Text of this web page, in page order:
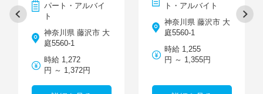
パート・アルバイ
ト
神奈川県 藤沢市 大
庭5560-1
時給 1,272
円 ～ 1,372円
ト・アルバイト
神奈川県 藤沢市 大
庭5560-1
時給 1,255
円 ～ 1,355円